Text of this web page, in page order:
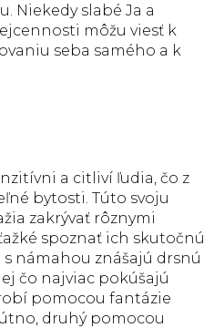
Niekedy slabé Ja a
môžu viesť k
seba samého a k
a citliví ľudia, čo z
bytosti. Túto svoju
zakrývať rôznymi
spoznať ich skutočnú
námahou znášajú drsnú
čo najviac pokúšajú
pomocou fantázie
druhý pomocou